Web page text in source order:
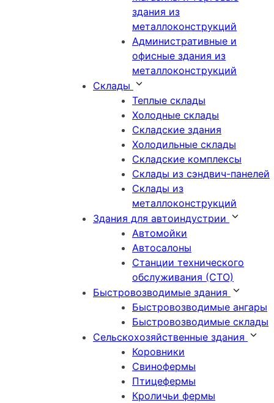
здания из
металлоконструкций
Административные и
офисные здания из
металлоконструкций
Склады
Теплые склады
Холодные склады
Складские здания
Холодильные склады
Складские комплексы
Склады из сэндвич-панелей
Склады из
металлоконструкций
Здания для автоиндустрии
Автомойки
Автосалоны
Станции технического
обслуживания (СТО)
Быстровозводимые здания
Быстровозводимые ангары
Быстровозводимые склады
Сельскохозяйственные здания
Коровники
Свинофермы
Птицефермы
Кроличьи фермы